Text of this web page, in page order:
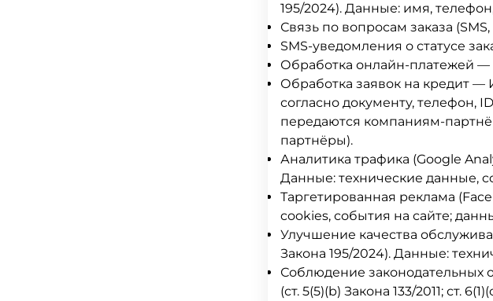
195/2024). Данные: имя,
Связь по вопросам заказа
SMS-уведомления о статусе
Обработка онлайн-платежей
Обработка заявок на кредит
согласно документу, телефон,
передаются компаниям-
партнёры).
Аналитика трафика (Google
Данные: технические данные,
Таргетированная реклама
cookies, события на сайте;
Улучшение качества
Закона 195/2024). Данные:
Соблюдение законодательных
(ст. 5(5)(b) Закона 133/2011; ст.